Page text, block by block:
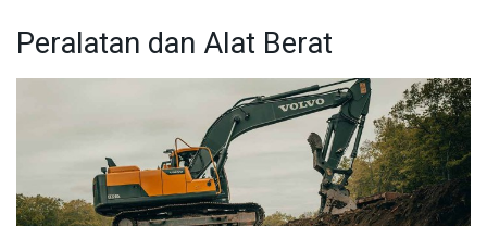
Peralatan dan Alat Berat